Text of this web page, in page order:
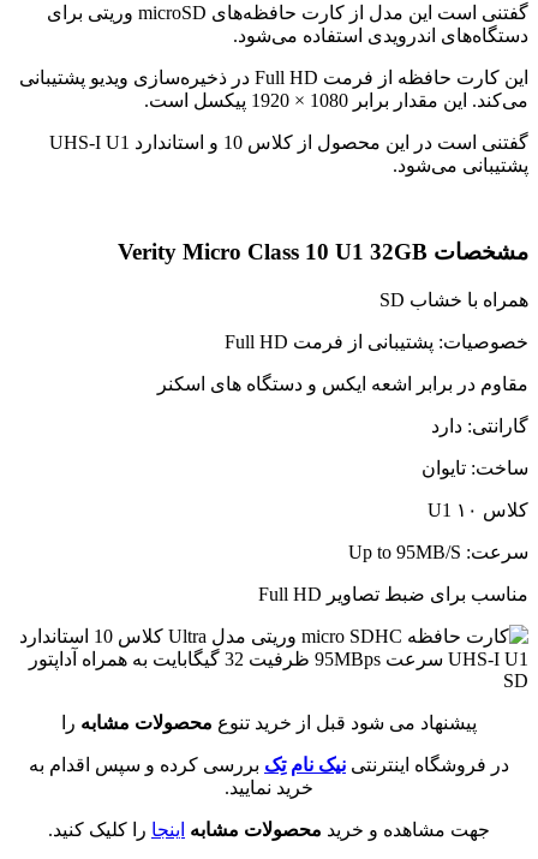
گفتنی است این مدل از کارت حافظه‌های microSD وریتی برای
دستگاه‌های اندرویدی استفاده می‌شود.
این کارت حافظه از فرمت Full HD در ذخیره‌سازی ویدیو پشتیبانی
می‌کند. این مقدار برابر 1080 × 1920 پیکسل است.
گفتنی است در این محصول از کلاس 10 و استاندارد UHS-I U1
پشتیبانی می‌شود.
مشخصات Verity Micro Class 10 U1 32GB
همراه با خشاب SD
خصوصیات: پشتیبانی از فرمت Full HD
مقاوم در برابر اشعه ایکس و دستگاه های اسکنر
گارانتی: دارد
ساخت: تایوان
کلاس ۱۰ U1
سرعت: Up to 95MB/S
مناسب برای ضبط تصاویر Full HD
پیشنهاد می شود قبل از خرید تنوع محصولات مشابه را
در فروشگاه اینترنتی نیک نام تِک بررسی کرده و سپس اقدام به
خرید نمایید.
جهت مشاهده و خرید محصولات مشابه اینجا را کلیک کنید.